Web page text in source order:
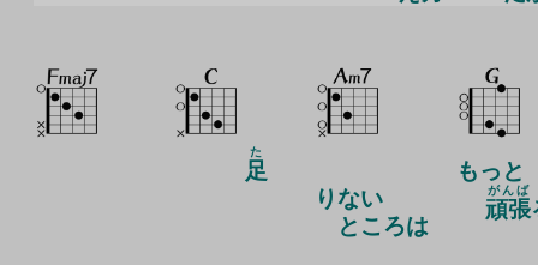
足
た
りない
ところは
もっと
頑張
がんば